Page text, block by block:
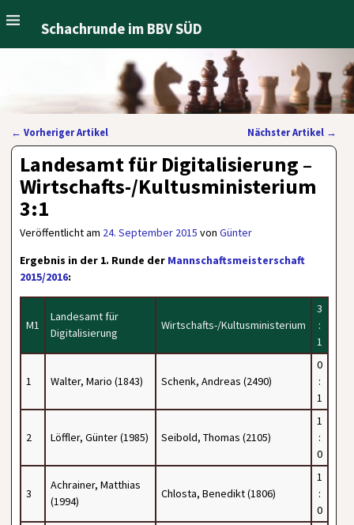
Schachrunde im BBV SÜD
Artikelnavigation
← Vorheriger Artikel Nächster Artikel →
Landesamt für Digitalisierung –
Wirtschafts-/Kultusministerium
3:1
Veröffentlicht am 24. September 2015 vonGünter
Ergebnis in der 1. Runde der Mannschaftsmeisterschaft
2015/2016:
M1
Landesamt für
Digitalisierung
Wirtschafts-/Kultusministerium
3
:
1
1 Walter, Mario (1843) Schenk, Andreas (2490)
0
:
1
2 Löffler, Günter (1985) Seibold, Thomas (2105)
1
:
0
3
Achrainer, Matthias
(1994)
Chlosta, Benedikt (1806)
1
:
0